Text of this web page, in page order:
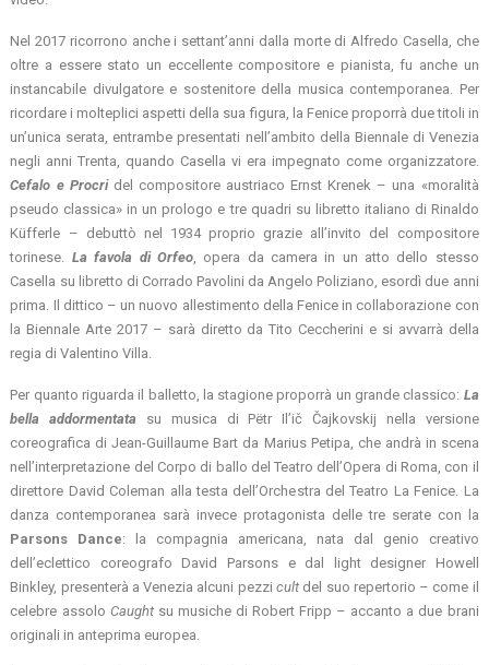
Nel 2017 ricorrono anche i settant’anni dalla morte di Alfredo Casella, che
oltre a essere stato un eccellente compositore e pianista, fu anche un
instancabile divulgatore e sostenitore della musica contemporanea. Per
ricordare i molteplici aspetti della sua figura, la Fenice proporrà due titoli in
un’unica serata, entrambe presentati nell’ambito della Biennale di Venezia
negli anni Trenta, quando Casella vi era impegnato come organizzatore.
Cefalo e Procridel compositore austriaco Ernst Krenek – una «moralità
pseudo classica» in un prologo e tre quadri su libretto italiano di Rinaldo
Küfferle – debuttò nel 1934 proprio grazie all’invito del compositore
torinese. La favola di Orfeo, opera da camera in un atto dello stesso
Casella su libretto di Corrado Pavolini da Angelo Poliziano, esordì due anni
prima. Il dittico – un nuovo allestimento della Fenice in collaborazione con
la Biennale Arte 2017 – sarà diretto da Tito Ceccherini e si avvarrà della
regia di Valentino Villa.
Per quanto riguarda il balletto, la stagione proporrà un grande classico: La
bella addormentata su musica di Pëtr Il’ič Čajkovskij nella versione
coreografica di Jean-Guillaume Bart da Marius Petipa, che andrà in scena
nell’interpretazione del Corpo di ballo del Teatro dell’Opera di Roma, con il
direttore David Coleman alla testa dell’Orchestra del Teatro La Fenice. La
danza contemporanea sarà invece protagonista delle tre serate con la
Parsons Dance: la compagnia americana, nata dal genio creativo
dell’eclettico coreografo David Parsons e dal light designer Howell
Binkley, presenterà a Venezia alcuni pezzi cult del suo repertorio – come il
celebre assolo Caughtsu musiche di Robert Fripp – accanto a due brani
originali in anteprima europea.